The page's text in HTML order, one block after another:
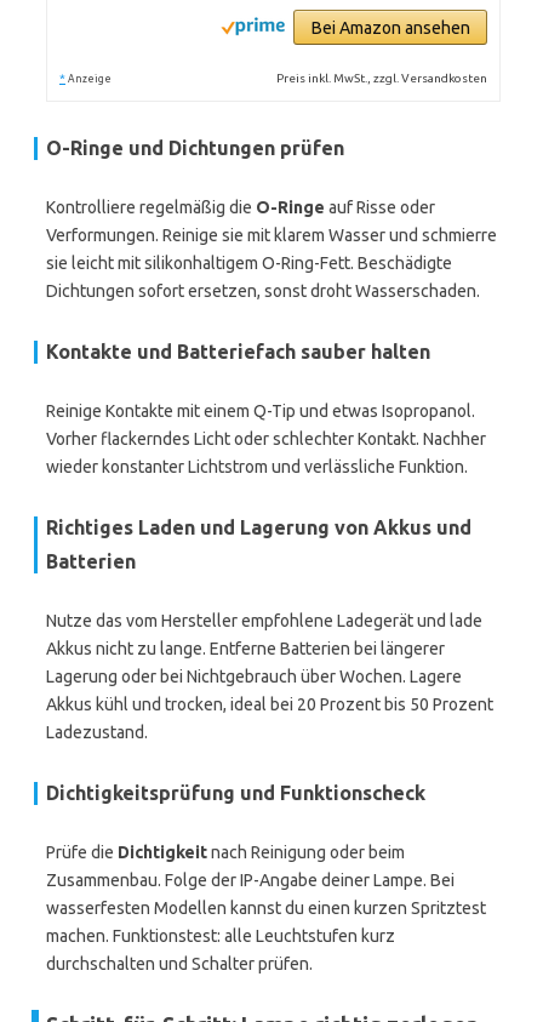
Bei Amazon ansehen
* Anzeige Preis inkl. MwSt., zzgl. Versandkosten
O-Ringe und Dichtungen prüfen
Kontrolliere regelmäßig die O-Ringe auf Risse oder
Verformungen. Reinige sie mit klarem Wasser und schmierre
sie leicht mit silikonhaltigem O-Ring-Fett. Beschädigte
Dichtungen sofort ersetzen, sonst droht Wasserschaden.
Kontakte und Batteriefach sauber halten
Reinige Kontakte mit einem Q-Tip und etwas Isopropanol.
Vorher flackerndes Licht oder schlechter Kontakt. Nachher
wieder konstanter Lichtstrom und verlässliche Funktion.
Richtiges Laden und Lagerung von Akkus und
Batterien
Nutze das vom Hersteller empfohlene Ladegerät und lade
Akkus nicht zu lange. Entferne Batterien bei längerer
Lagerung oder bei Nichtgebrauch über Wochen. Lagere
Akkus kühl und trocken, ideal bei 20 Prozent bis 50 Prozent
Ladezustand.
Dichtigkeitsprüfung und Funktionscheck
Prüfe die Dichtigkeitnach Reinigung oder beim
Zusammenbau. Folge der IP-Angabe deiner Lampe. Bei
wasserfesten Modellen kannst du einen kurzen Spritztest
machen. Funktionstest: alle Leuchtstufen kurz
durchschalten und Schalter prüfen.